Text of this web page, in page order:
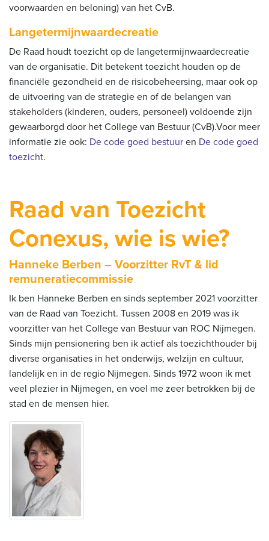
voorwaarden en beloning) van het CvB.
Langetermijnwaardecreatie
De Raad houdt toezicht op de langetermijnwaardecreatie
van de organisatie. Dit betekent toezicht houden op de
financiële gezondheid en de risicobeheersing, maar ook op
de uitvoering van de strategie en of de belangen van
stakeholders (kinderen, ouders, personeel) voldoende zijn
gewaarborgd door het College van Bestuur (CvB).Voor meer
informatie zie ook: De code goed bestuur en De code goed
toezicht.
Raad van Toezicht
Conexus, wie is wie?
Hanneke Berben – Voorzitter RvT & lid
remuneratiecommissie
Ik ben Hanneke Berben en sinds september 2021 voorzitter
van de Raad van Toezicht. Tussen 2008 en 2019 was ik
voorzitter van het College van Bestuur van ROC Nijmegen.
Sinds mijn pensionering ben ik actief als toezichthouder bij
diverse organisaties in het onderwijs, welzijn en cultuur,
landelijk en in de regio Nijmegen. Sinds 1972 woon ik met
veel plezier in Nijmegen, en voel me zeer betrokken bij de
stad en de mensen hier.